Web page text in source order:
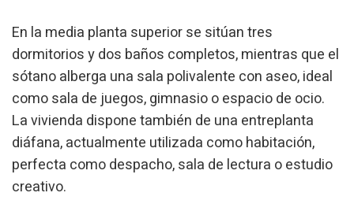
En la media planta superior se sitúan tres
dormitorios y dos baños completos, mientras que el
sótano alberga una sala polivalente con aseo, ideal
como sala de juegos, gimnasio o espacio de ocio.
La vivienda dispone también de una entreplanta
diáfana, actualmente utilizada como habitación,
perfecta como despacho, sala de lectura o estudio
creativo.
Modifier les cookies
Technique et Fonctionnel
Toujours actif
Ce site Web utilise ses propres cookies pour collecter des
informations afin d'améliorer nos services. Si vous
continuez à naviguer, vous acceptez leur installation.